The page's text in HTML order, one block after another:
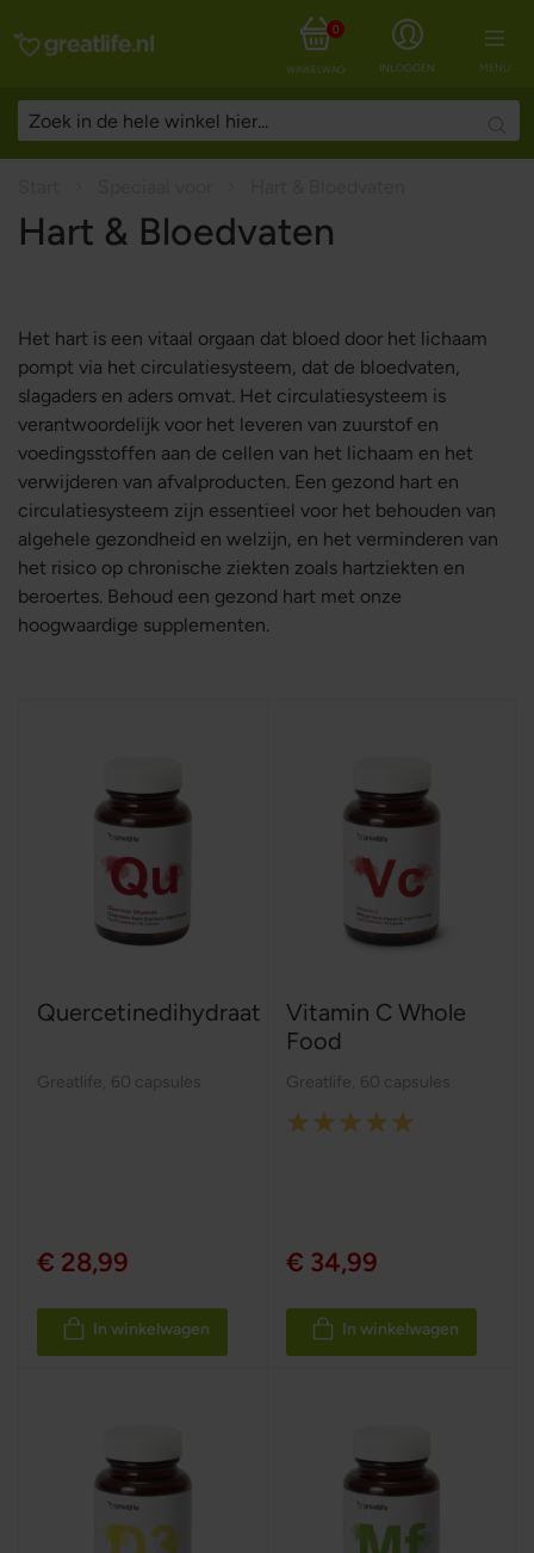
MENU
INLOGGEN
WINKELWAGEN
0
Hart & Bloedvaten
Het hart is een vitaal orgaan dat bloed door het lichaam
pompt via het circulatiesysteem, dat de bloedvaten,
slagaders en aders omvat. Het circulatiesysteem is
verantwoordelijk voor het leveren van zuurstof en
voedingsstoffen aan de cellen van het lichaam en het
verwijderen van afvalproducten. Een gezond hart en
circulatiesysteem zijn essentieel voor het behouden van
algehele gezondheid en welzijn, en het verminderen van
het risico op chronische ziekten zoals hartziekten en
beroertes. Behoud een gezond hart met onze
hoogwaardige supplementen.
Quercetinedihydraat
Greatlife 60 capsules
€ 28,99
In winkelwagen
Vitamin C Whole
Food
Greatlife 60 capsules
Rating:
€ 34,99
In winkelwagen